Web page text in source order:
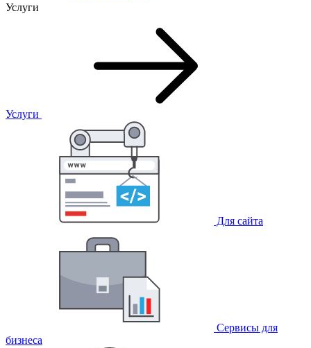
Услуги
Услуги
Для сайта
Сервисы для
бизнеса